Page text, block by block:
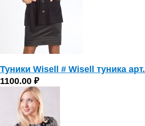
Туники Wisell # Wisell туника
1100.00 ₽